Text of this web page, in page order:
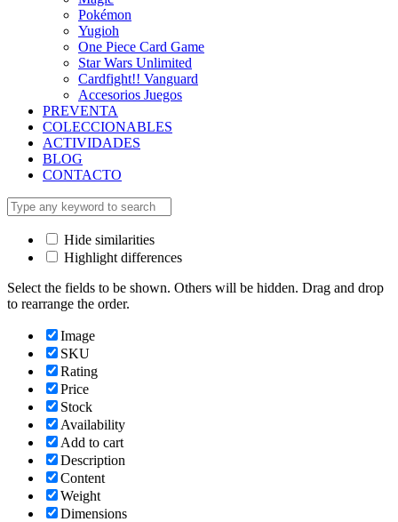
Pokémon
Yugioh
One Piece Card Game
Star Wars Unlimited
Cardfight!! Vanguard
Accesorios Juegos
PREVENTA
COLECCIONABLES
ACTIVIDADES
BLOG
CONTACTO
Hide similarities
Highlight differences
Select the fields to be shown. Others will be hidden. Drag and drop
to rearrange the order.
Image
SKU
Rating
Price
Stock
Availability
Add to cart
Description
Content
Weight
Dimensions